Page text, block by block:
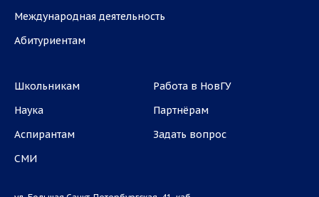
Международная деятельность
Абитуриентам
Школьникам
Наука
Аспирантам
СМИ
Работа в НовГУ
Партнёрам
Задать вопрос